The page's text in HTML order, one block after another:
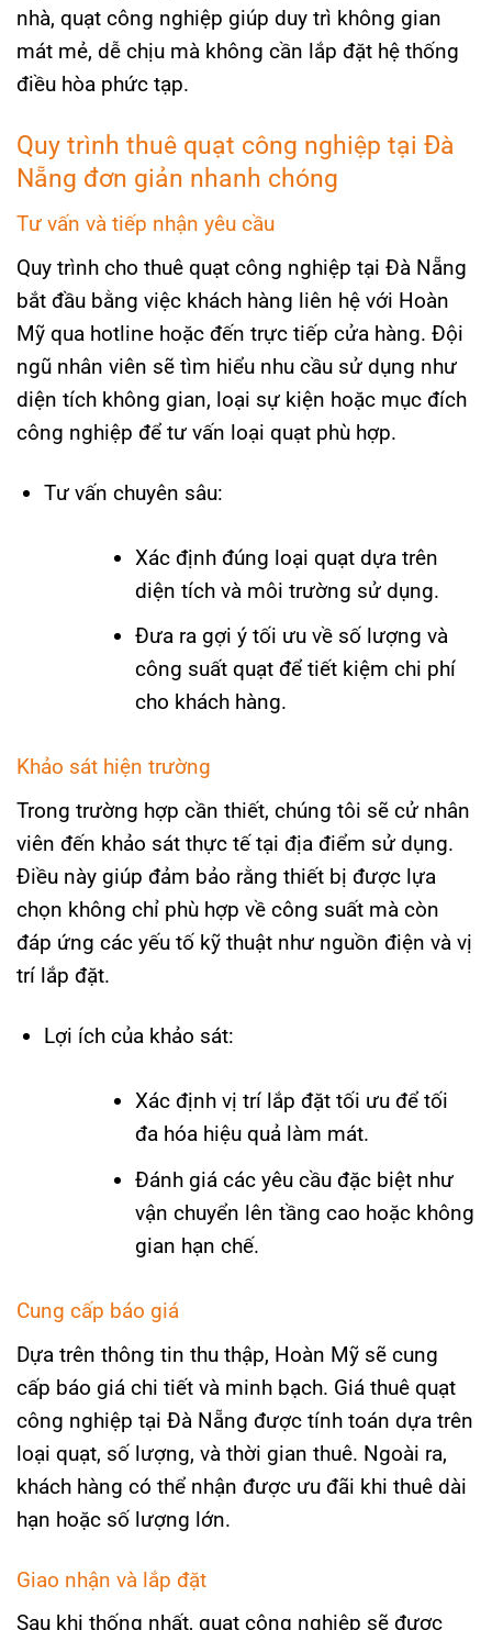
nhà, quạt công nghiệp giúp duy trì không gian
mát mẻ, dễ chịu mà không cần lắp đặt hệ thống
điều hòa phức tạp.
Quy trình thuê quạt công nghiệp tại Đà
Nẵng đơn giản nhanh chóng
Tư vấn và tiếp nhận yêu cầu
Quy trình cho thuê quạt công nghiệp tại Đà Nẵng
bắt đầu bằng việc khách hàng liên hệ với Hoàn
Mỹ qua hotline hoặc đến trực tiếp cửa hàng. Đội
ngũ nhân viên sẽ tìm hiểu nhu cầu sử dụng như
diện tích không gian, loại sự kiện hoặc mục đích
công nghiệp để tư vấn loại quạt phù hợp.
Tư vấn chuyên sâu:
Xác định đúng loại quạt dựa trên
diện tích và môi trường sử dụng.
Đưa ra gợi ý tối ưu về số lượng và
công suất quạt để tiết kiệm chi phí
cho khách hàng.
Khảo sát hiện trường
Trong trường hợp cần thiết, chúng tôi sẽ cử nhân
viên đến khảo sát thực tế tại địa điểm sử dụng.
Điều này giúp đảm bảo rằng thiết bị được lựa
chọn không chỉ phù hợp về công suất mà còn
đáp ứng các yếu tố kỹ thuật như nguồn điện và vị
trí lắp đặt.
Lợi ích của khảo sát:
Xác định vị trí lắp đặt tối ưu để tối
đa hóa hiệu quả làm mát.
Đánh giá các yêu cầu đặc biệt như
vận chuyển lên tầng cao hoặc không
gian hạn chế.
Cung cấp báo giá
Dựa trên thông tin thu thập, Hoàn Mỹ sẽ cung
cấp báo giá chi tiết và minh bạch. Giá thuê quạt
công nghiệp tại Đà Nẵng được tính toán dựa trên
loại quạt, số lượng, và thời gian thuê. Ngoài ra,
khách hàng có thể nhận được ưu đãi khi thuê dài
hạn hoặc số lượng lớn.
Giao nhận và lắp đặt
Sau khi thống nhất, quạt công nghiệp sẽ được